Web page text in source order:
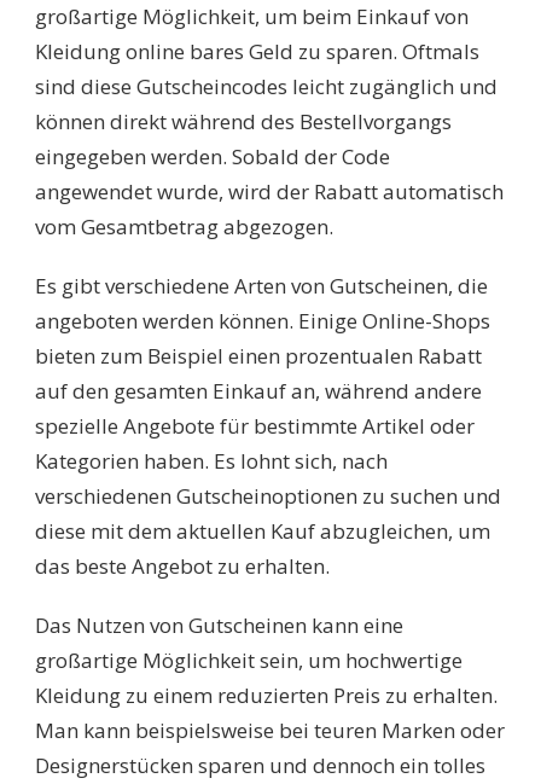
großartige Möglichkeit, um beim Einkauf von
Kleidung online bares Geld zu sparen. Oftmals
sind diese Gutscheincodes leicht zugänglich und
können direkt während des Bestellvorgangs
eingegeben werden. Sobald der Code
angewendet wurde, wird der Rabatt automatisch
vom Gesamtbetrag abgezogen.
Es gibt verschiedene Arten von Gutscheinen, die
angeboten werden können. Einige Online-Shops
bieten zum Beispiel einen prozentualen Rabatt
auf den gesamten Einkauf an, während andere
spezielle Angebote für bestimmte Artikel oder
Kategorien haben. Es lohnt sich, nach
verschiedenen Gutscheinoptionen zu suchen und
diese mit dem aktuellen Kauf abzugleichen, um
das beste Angebot zu erhalten.
Das Nutzen von Gutscheinen kann eine
großartige Möglichkeit sein, um hochwertige
Kleidung zu einem reduzierten Preis zu erhalten.
Man kann beispielsweise bei teuren Marken oder
Designerstücken sparen und dennoch ein tolles